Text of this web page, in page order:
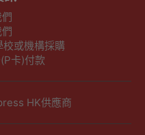
校或機構採購
卡)付款
HK供應商